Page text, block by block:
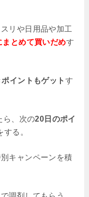
リや日用品や加工
とめて買いだめす
イントもゲット す
ら、次の20日のポイ
する。
キャンペーンを積